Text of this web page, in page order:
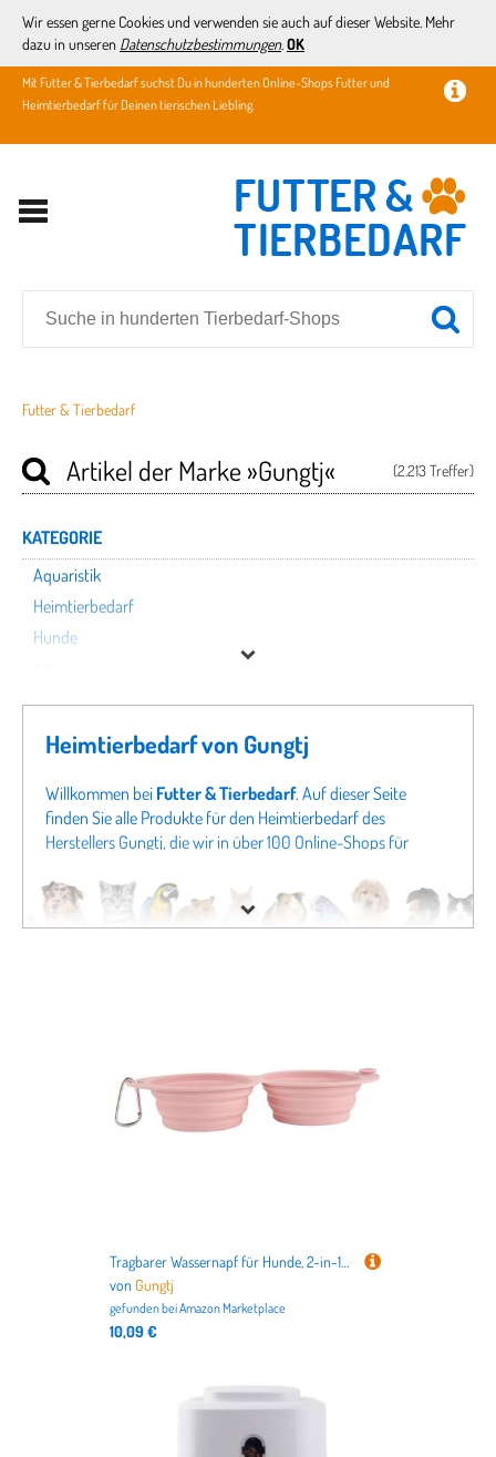
Wir essen gerne Cookies und verwenden sie auch auf dieser Website. Mehr
dazu in unseren Datenschutzbestimmungen. OK
Mit Futter & Tierbedarf suchst Du in hunderten Online-Shops Futter und
Heimtierbedarf für Deinen tierischen Liebling.
Futter & Tierbedarf
(2.213 Treffer)
Artikel der Marke»Gungtj«
KATEGORIE
Aquaristik
Heimtierbedarf
Hunde
Kleintiere
Nutztiere
Pferde
Terraristik
Vögel
Gungtj
Preis
Heimtierbedarf von Gungtj
Willkommen bei Futter & Tierbedarf. Auf dieser Seite
finden Sie alle Produkte für den Heimtierbedarf des
Herstellers Gungtj, die wir in über 100 Online-Shops für
Sie auch direkt in unseren Fachabteilungen
Aquaristik von
Gungtj
oder Angeboten für Hunde von Gungtj
schauen.
Tragbarer Wassernapf für Hunde, 2-in-1-Futterschale, faltbares Futternapf, leichtes Reisezubehör, Material, perfekt für Camping, Wandern oder Haustiere unterwegs, 30 x 13,4 x 5 cm
von Gungtj
gefunden beiAmazon Marketplace
10,09 €